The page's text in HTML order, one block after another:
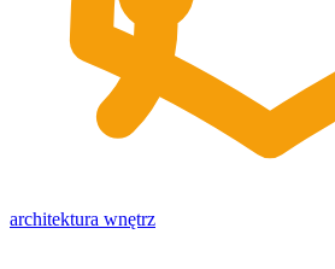
architektura wnętrz